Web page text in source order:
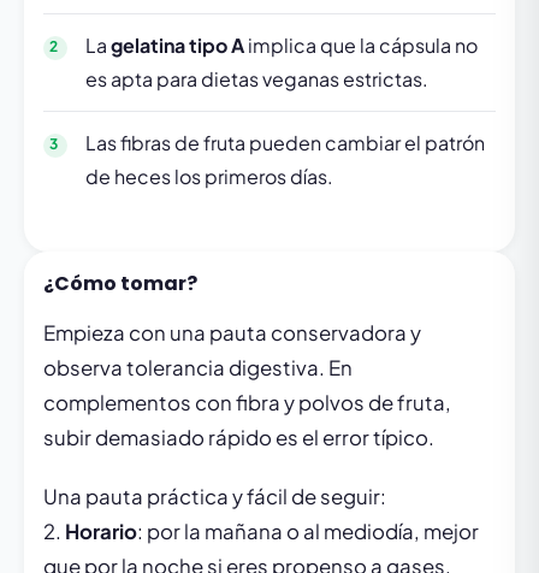
Lagelatina tipo Aimplica que la cápsula no
es apta para dietas veganas estrictas.
Las fibras de fruta pueden cambiar el patrón
de heces los primeros días.
¿Cómo tomar?
Empieza con una pauta conservadora y
observa tolerancia digestiva. En
complementos con fibra y polvos de fruta,
subir demasiado rápido es el error típico.
Una pauta práctica y fácil de seguir:
2. Horario: por la mañana o al mediodía, mejor
que por la noche si eres propenso a gases.